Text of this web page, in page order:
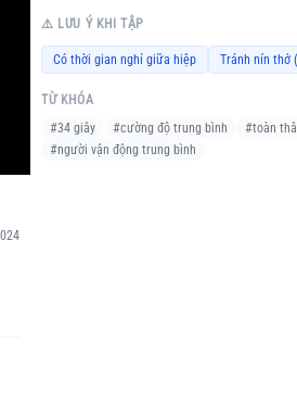
⚠️ LƯU Ý KHI TẬP
Có thời gian nghỉ giữa hiệp Tránh nín thở
TỪ KHÓA
#34 giây #cường độ trung bình #toàn
#người vận động trung bình